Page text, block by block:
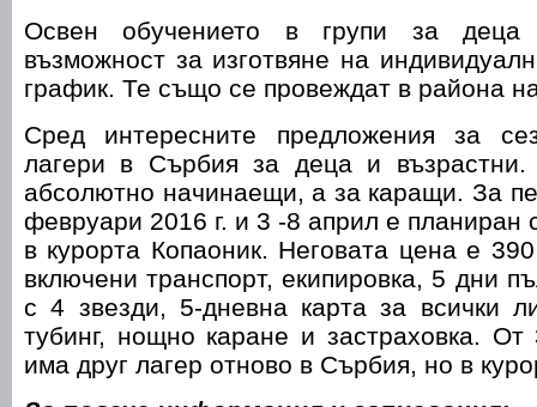
Освен обучението в групи за
възможност за изготвяне на
график. Те също се провеждат в района
Сред интересните предложения за
лагери в Сърбия за деца и
абсолютно начинаещи, а за каращи. За
февруари 2016 г. и 3 -8 април е планиран
в курорта Копаоник. Неговата цена е
включени транспорт, екипировка, 5 дни
с 4 звезди, 5-дневна карта за всички
тубинг, нощно каране и застраховка.
има друг лагер отново в Сърбия, но в